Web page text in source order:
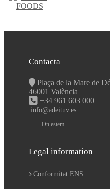
Contacta
Plaça de la Mare de
46001 València
+34 961 603 000
info@adeituv.es
On estem
Legal information
Conformitat ENS